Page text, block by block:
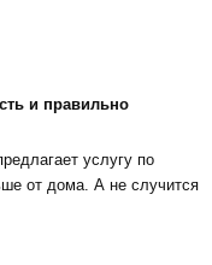
и правильно
услугу по
от дома. А не случится